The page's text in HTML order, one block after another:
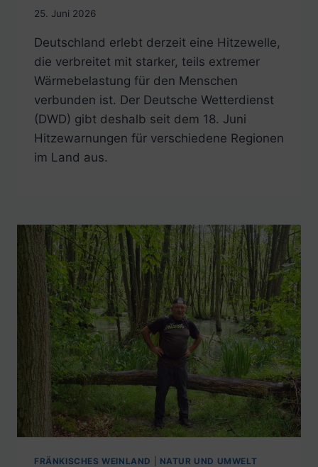
25. Juni 2026
Deutschland erlebt derzeit eine Hitzewelle,
die verbreitet mit starker, teils extremer
Wärmebelastung für den Menschen
verbunden ist. Der Deutsche Wetterdienst
(DWD) gibt deshalb seit dem 18. Juni
Hitzewarnungen für verschiedene Regionen
im Land aus.
FRÄNKISCHES WEINLAND NATUR UND UMWELT